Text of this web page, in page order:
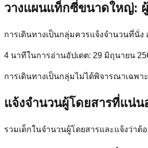
วางแผนแท็กซี่ขนาดใหญ่:
การเดินทางเป็นกลุ่มควรแจ้งจำนวนที่นั่
4 นาทีในการอ่านอัปเดต: 29 มิถุนายน
การเดินทางเป็นกลุ่มไม่ได้พิจารณาเฉพ
แจ้งจำนวนผู้โดยสารที่แน่น
รวมเด็กในจำนวนผู้โดยสารและแจ้งว่า